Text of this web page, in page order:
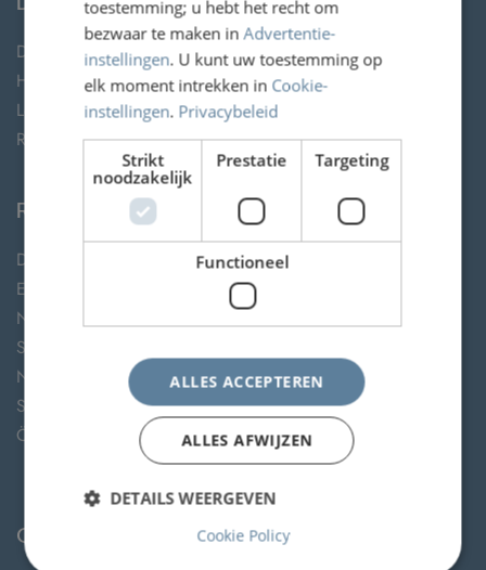
Diensten op uw reis
Hop on the next available train (HOTNAT)
Lounges
Real-time reisinformatie
RAILTEAM LEDEN
DB
Eurostar
NS
SBB
NMBS
SNCF
ÖBB
OVER RAILTEAM
toestemming; u hebt het recht om
bezwaar te maken inAdvertentie-
instellingen. U kunt uw toestemming op
elk moment intrekken in Cookie-
instellingen. Privacybeleid
Strikt
noodzakelijk
Prestatie Targeting
Functioneel
ALLES ACCEPTEREN
ALLES AFWIJZEN
DETAILS WEERGEVEN
Cookie Policy